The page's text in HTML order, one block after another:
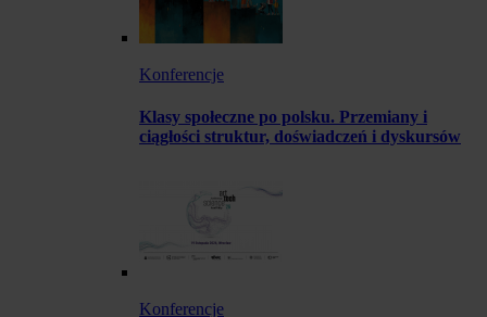
Konferencje
Klasy społeczne po polsku. Przemiany i
ciągłości struktur, doświadczeń i dyskursów
Konferencje